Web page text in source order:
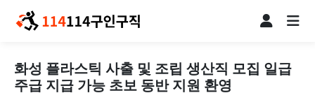
화성 플라스틱 사출 및 조립 생산직 모집 일급
주급 지급 가능 초보 동반 지원 환영